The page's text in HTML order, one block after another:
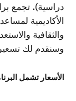
وظائف
إنضم إلى الفريق
دراسية). تجمع
الأكاديمية
والثقافية
وسنقدم لك
الأسعار تشمل